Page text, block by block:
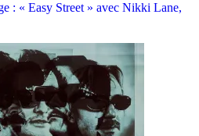
: « Easy Street » avec Nikki Lane,